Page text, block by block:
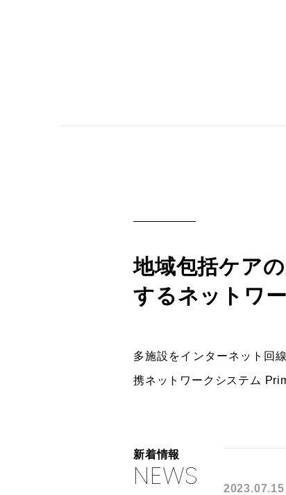
地域包括ケア
するネットワ
多施設をインターネット回
携ネットワークシステム
新着情報
NEWS 2023.07.15